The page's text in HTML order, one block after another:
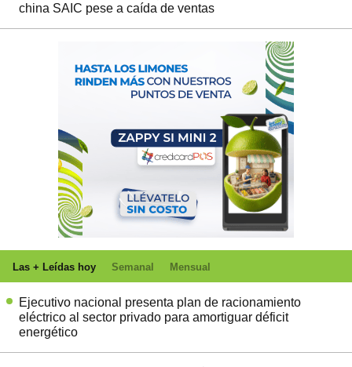
china SAIC pese a caída de ventas
Las + Leídas hoy Semanal Mensual
Ejecutivo nacional presenta plan de racionamiento
eléctrico al sector privado para amortiguar déficit
energético